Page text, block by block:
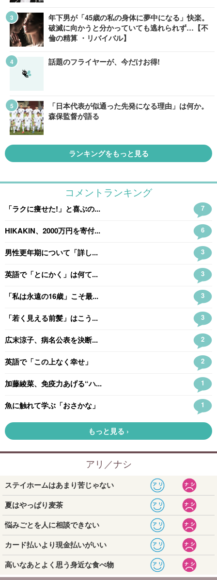
年下男が「45歳の私の身体に夢中になる」快楽。
破滅に向かうと分かっていても逃れられず…【不
倫の精算 ・リバイバル】
話題のフライヤーが、今だけお得!
「日本代表が似通った先発になる理由」は何か。
森保監督が語る
ランキングをもっと見る